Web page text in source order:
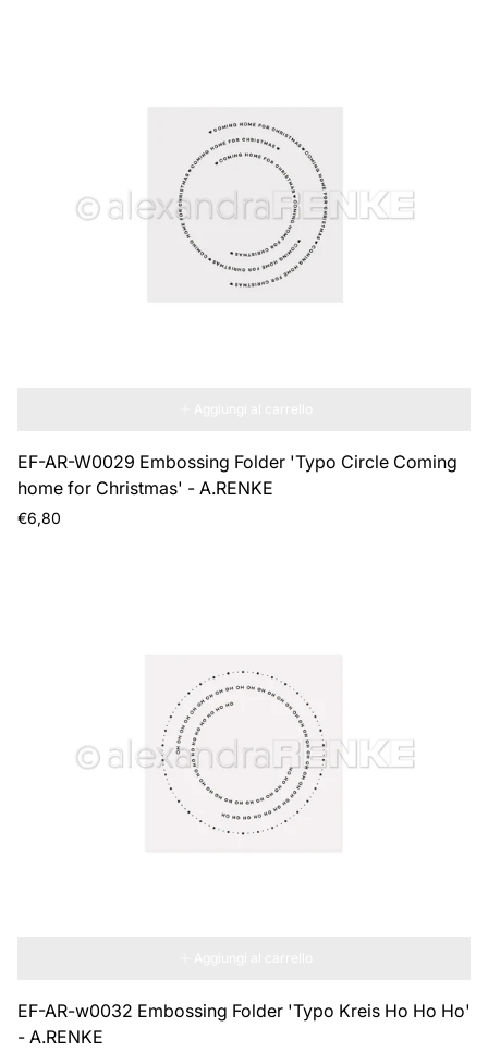
EF-AR-W0029 Embossing Folder 'Typo Circle Coming
home for Christmas' - A.RENKE
Prezzo
€6,80
EF-AR-w0032 Embossing Folder 'Typo Kreis Ho Ho Ho'
- A.RENKE